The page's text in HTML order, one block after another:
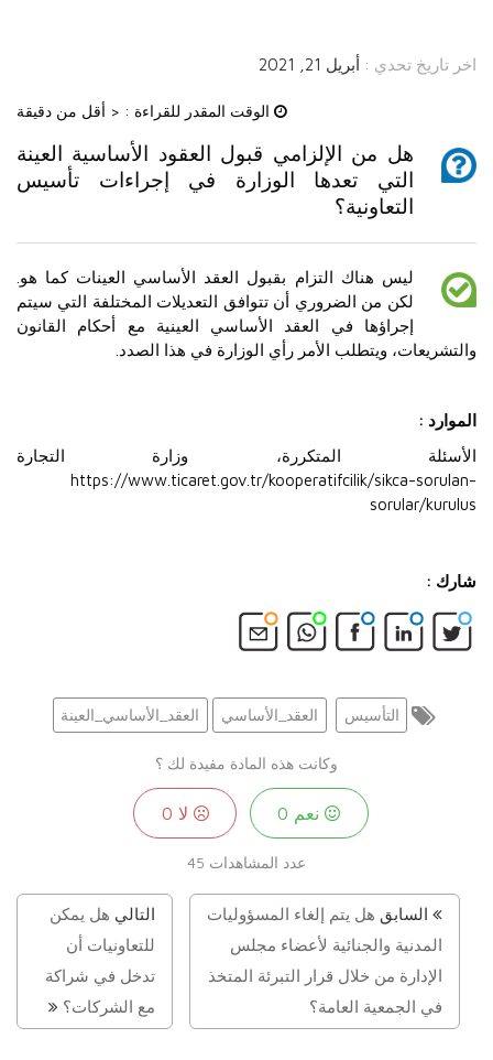
اخر تاريخ تحدي : أبريل 21, 2021
الوقت المقدر للقراءة : < أقل من دقيقة
هل من الإلزامي قبول العقود الأساسية العينة
التي تعدها الوزارة في إجراءات تأسيس
التعاونية؟
ليس هناك التزام بقبول العقد الأساسي العينات كما هو.
لكن من الضروري أن تتوافق التعديلات المختلفة التي سيتم
إجراؤها في العقد الأساسي العينية مع أحكام القانون
والتشريعات، ويتطلب الأمر رأي الوزارة في هذا الصدد.
الموارد :
الأسئلة المتكررة، وزارة التجارة
https://www.ticaret.gov.tr/kooperatifcilik/sikca-sorulan-
sorular/kurulus
شارك :
التأسيس العقد_الأساسي العقد_الأساسي_العينة
وكانت هذه المادة مفيدة لك ؟
نعم 0 لا 0
عدد المشاهدات 45
السابق هل يتم إلغاء المسؤوليات
المدنية والجنائية لأعضاء مجلس
الإدارة من خلال قرار التبرئة المتخذ
في الجمعية العامة؟
التالي هل يمكن
للتعاونيات أن
تدخل في شراكة
مع الشركات؟